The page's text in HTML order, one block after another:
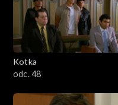
Kotka
odc. 48